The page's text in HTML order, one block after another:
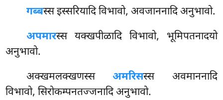
गब्बस्स इस्सरियादि विभावो, अवजाननादि अनुभावो.
अपमारस्स यक्खपीळादि विभावो, भूमिपतनादयो
अनुभावो.
अक्खमलक्खणस्सअमरिसस्स अवमाननादि
विभावो, सिरोकम्पनतज्जनादि अनुभावो.